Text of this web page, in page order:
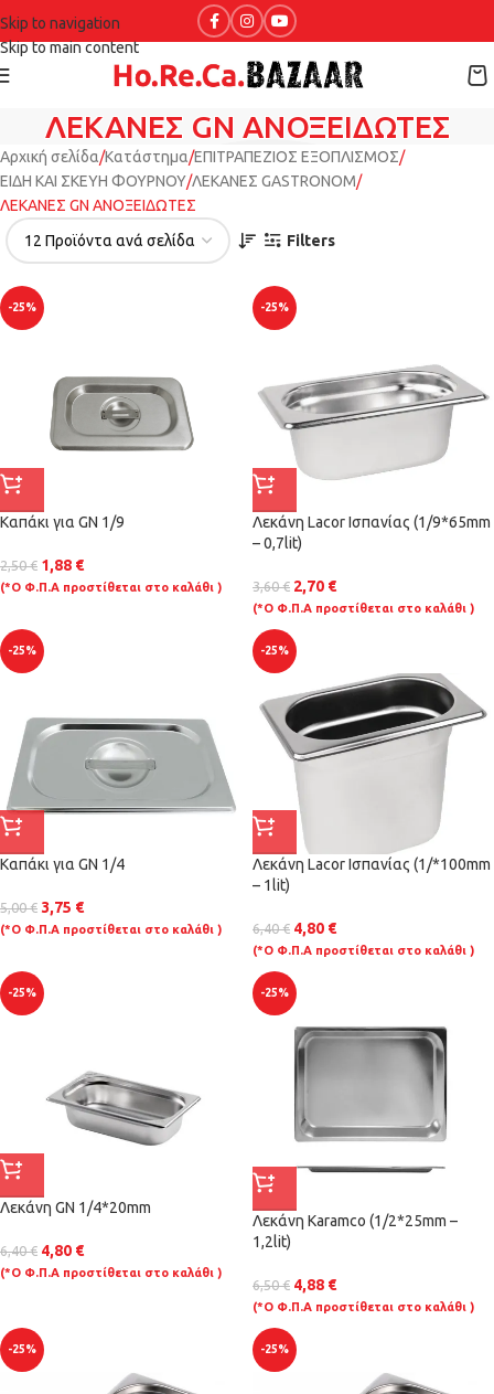
Skip to navigation
Skip to main content
ΛΕΚΑΝΕΣ GN ΑΝΟΞΕΙΔΩΤΕΣ
Αρχική σελίδα Κατάστημα ΕΠΙΤΡΑΠΕΖΙΟΣ ΕΞΟΠΛΙΣΜΟΣ
ΕΙΔΗ ΚΑΙ ΣΚΕΥΗ ΦΟΥΡΝΟΥ ΛΕΚΑΝΕΣ GASTRONOM
ΛΕΚΑΝΕΣ GN ΑΝΟΞΕΙΔΩΤΕΣ
Filters
-25%
Καπάκι για GN 1/9
2,50€ 1,88 €
(*Ο Φ.Π.Α προστίθεται στο καλάθι )
-25%
Λεκάνη Lacor Ισπανίας (1/9*65mm
– 0,7lit)
3,60€ 2,70 €
(*Ο Φ.Π.Α προστίθεται στο καλάθι )
-25%
Καπάκι για GN 1/4
5,00€ 3,75 €
(*Ο Φ.Π.Α προστίθεται στο καλάθι )
-25%
Λεκάνη Lacor Ισπανίας (1/*100mm
– 1lit)
6,40€ 4,80 €
(*Ο Φ.Π.Α προστίθεται στο καλάθι )
-25%
Λεκάνη GN 1/4*20mm
6,40€ 4,80 €
(*Ο Φ.Π.Α προστίθεται στο καλάθι )
-25%
Λεκάνη Karamco (1/2*25mm –
1,2lit)
6,50€ 4,88 €
(*Ο Φ.Π.Α προστίθεται στο καλάθι )
-25% -25%